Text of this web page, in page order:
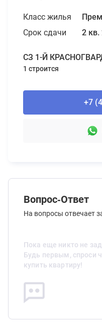
Класс жилья
Срок сдачи
2 кв.
СЗ 1-Й
1 строится
Вопрос-Ответ
На вопросы отвечает
Пока еще никто не
Будь первым, спроси
купить квартиру!